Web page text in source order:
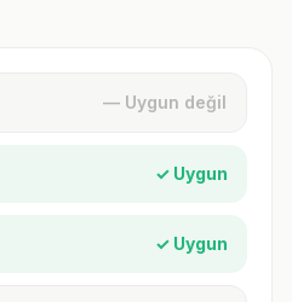
— Uygun değil
✓ Uygun
✓ Uygun